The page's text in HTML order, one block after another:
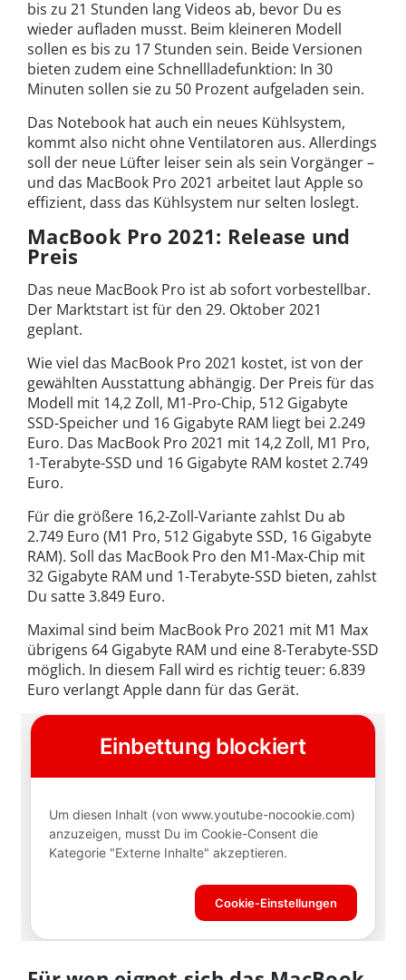
bis zu 21 Stunden lang Videos ab, bevor Du es
wieder aufladen musst. Beim kleineren Modell
sollen es bis zu 17 Stunden sein. Beide Versionen
bieten zudem eine Schnellladefunktion: In 30
Minuten sollen sie zu 50 Prozent aufgeladen sein.
Das Notebook hat auch ein neues Kühlsystem,
kommt also nicht ohne Ventilatoren aus. Allerdings
soll der neue Lüfter leiser sein als sein Vorgänger –
und das MacBook Pro 2021 arbeitet laut Apple so
effizient, dass das Kühlsystem nur selten loslegt.
MacBook Pro 2021: Release und
Preis
Das neue MacBook Pro ist ab sofort vorbestellbar.
Der Marktstart ist für den 29. Oktober 2021
geplant.
Wie viel das MacBook Pro 2021 kostet, ist von der
gewählten Ausstattung abhängig. Der Preis für das
Modell mit 14,2 Zoll, M1-Pro-Chip, 512 Gigabyte
SSD-Speicher und 16 Gigabyte RAM liegt bei 2.249
Euro. Das MacBook Pro 2021 mit 14,2 Zoll, M1 Pro,
1-Terabyte-SSD und 16 Gigabyte RAM kostet 2.749
Euro.
Für die größere 16,2-Zoll-Variante zahlst Du ab
2.749 Euro (M1 Pro, 512 Gigabyte SSD, 16 Gigabyte
RAM). Soll das MacBook Pro den M1-Max-Chip mit
32 Gigabyte RAM und 1-Terabyte-SSD bieten, zahlst
Du satte 3.849 Euro.
Maximal sind beim MacBook Pro 2021 mit M1 Max
übrigens 64 Gigabyte RAM und eine 8-Terabyte-SSD
möglich. In diesem Fall wird es richtig teuer: 6.839
Euro verlangt Apple dann für das Gerät.